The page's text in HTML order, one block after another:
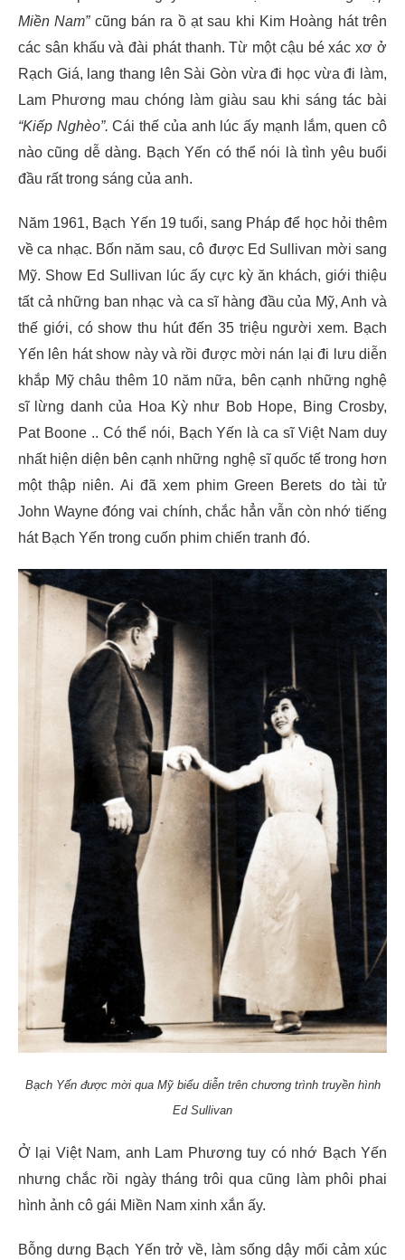
Miền Nam”cũng bán ra ồ ạt sau khi Kim Hoàng hát trên
các sân khấu và đài phát thanh. Từ một cậu bé xác xơ ở
Rạch Giá, lang thang lên Sài Gòn vừa đi học vừa đi làm,
Lam Phương mau chóng làm giàu sau khi sáng tác bài
“Kiếp Nghèo”.Cái thế của anh lúc ấy mạnh lắm, quen cô
nào cũng dễ dàng. Bạch Yến có thể nói là tình yêu buổi
đầu rất trong sáng của anh.
Năm 1961, Bạch Yến 19 tuổi, sang Pháp để học hỏi thêm
về ca nhạc. Bốn năm sau, cô được Ed Sullivan mời sang
Mỹ. Show Ed Sullivan lúc ấy cực kỳ ăn khách, giới thiệu
tất cả những ban nhạc và ca sĩ hàng đầu của Mỹ, Anh và
thế giới, có show thu hút đến 35 triệu người xem. Bạch
Yến lên hát show này và rồi được mời nán lại đi lưu diễn
khắp Mỹ châu thêm 10 năm nữa, bên cạnh những nghệ
sĩ lừng danh của Hoa Kỳ như Bob Hope, Bing Crosby,
Pat Boone .. Có thể nói, Bạch Yến là ca sĩ Việt Nam duy
nhất hiện diện bên cạnh những nghệ sĩ quốc tế trong hơn
một thập niên. Ai đã xem phim Green Berets do tài tử
John Wayne đóng vai chính, chắc hẳn vẫn còn nhớ tiếng
hát Bạch Yến trong cuốn phim chiến tranh đó.
Bạch Yến được mời qua Mỹ biểu diễn trên chương trình truyền hình
Ed Sullivan
Ở lại Việt Nam, anh Lam Phương tuy có nhớ Bạch Yến
nhưng chắc rồi ngày tháng trôi qua cũng làm phôi phai
hình ảnh cô gái Miền Nam xinh xắn ấy.
Bỗng dưng Bạch Yến trở về, làm sống dậy mối cảm xúc